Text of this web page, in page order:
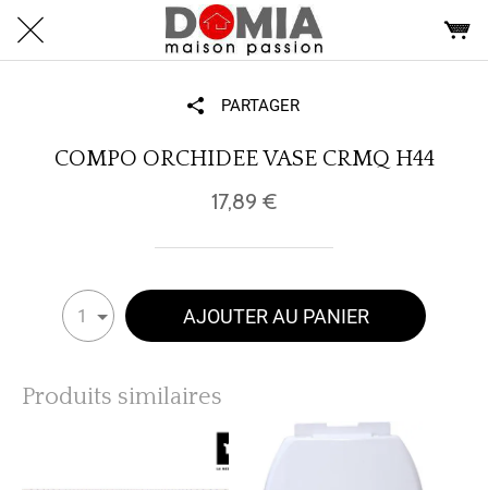
PARTAGER
COMPO ORCHIDEE VASE CRMQ H44
17,89 €
1 AJOUTER AU PANIER
Produits similaires